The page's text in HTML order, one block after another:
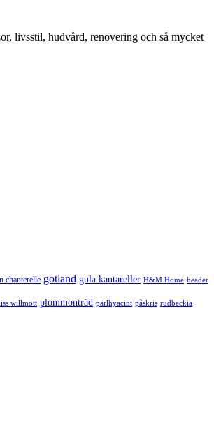
livsstil, hudvård, renovering och så mycket
chanterelle gotland gula kantareller H&M Home header
willmott plommonträd pärlhyacint påskris rudbeckia